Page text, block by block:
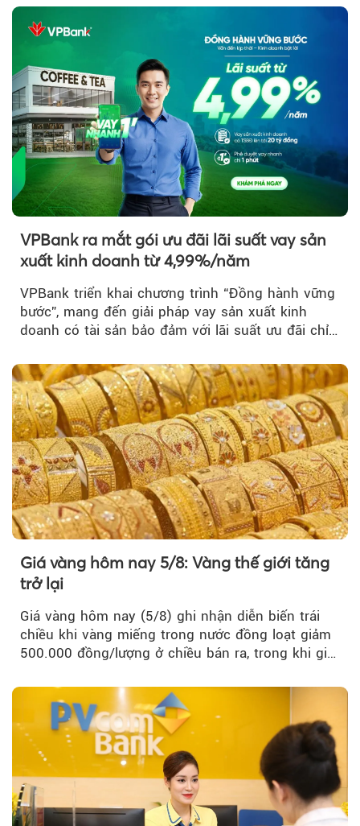
VPBank ra mắt gói ưu đãi lãi suất vay sản
xuất kinh doanh từ 4,99%/năm
VPBank triển khai chương trình “Đồng hành vững
bước”, mang đến giải pháp vay sản xuất kinh
doanh có tài sản bảo đảm với lãi suất ưu đãi chỉ
Giá vàng hôm nay 5/8: Vàng thế giới tăng
trở lại
Giá vàng hôm nay (5/8) ghi nhận diễn biến trái
chiều khi vàng miếng trong nước đồng loạt giảm
500.000 đồng/lượng ở chiều bán ra, trong khi giá
thương hiệu.